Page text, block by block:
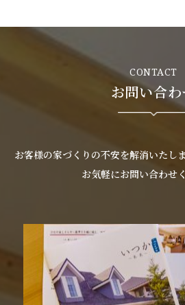
CONTACT
お問い合
お客様の家づくりの不安を解消いたし
お気軽にお問い合わせ